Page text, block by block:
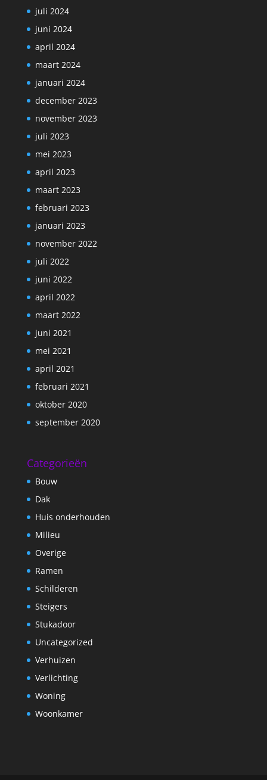
juli 2024
juni 2024
april 2024
maart 2024
januari 2024
december 2023
november 2023
juli 2023
mei 2023
april 2023
maart 2023
februari 2023
januari 2023
november 2022
juli 2022
juni 2022
april 2022
maart 2022
juni 2021
mei 2021
april 2021
februari 2021
oktober 2020
september 2020
Categorieën
Bouw
Dak
Huis onderhouden
Milieu
Overige
Ramen
Schilderen
Steigers
Stukadoor
Uncategorized
Verhuizen
Verlichting
Woning
Woonkamer